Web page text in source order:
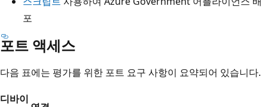
포
포트 액세스
다음 표에는 평가를 위한 포트 요구 사항이 요약되어 있습니다.
디바이